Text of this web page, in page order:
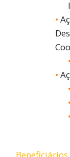
Beneficiários